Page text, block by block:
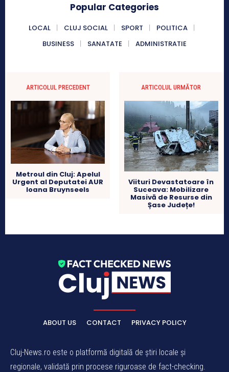
Popular Categories
LOCAL CLUJ SOCIAL SPORT
POLITICA
BUSINESS
SANATATE ADMINISTRATIE
ARTICOLUL PRECEDENT
Metroul din Cluj: Apelul
Urgent al Deputatei AUR
Ioana Bruynseels
ARTICOLUL URMĂTOR
Viituri Devastatoare în
Suceava: Mobilizare
Masivă de Resurse din
Șase Județe!
ABOUT US CONTACT PRIVACY POLICY
Cluj-News.ro este o platformă digitală de știri locale și
regionale, validată prin procese riguroase de fact-checking.